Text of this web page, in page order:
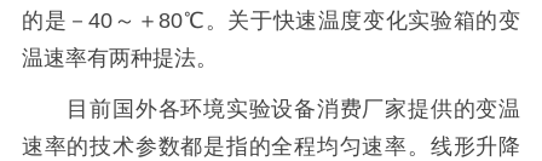
的是－40～＋80℃。关于快速温度变化实验箱的变
温速率有两种提法。
目前国外各环境实验设备消费厂家提供的变温
速率的技术参数都是指的全程均匀速率。线形升降